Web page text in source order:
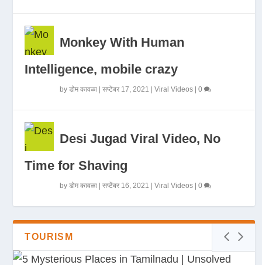
Monkey With Human
Intelligence, mobile crazy
byडोम कावळा |सप्टेंबर 17, 2021 |Viral Videos |0
Desi Jugad Viral Video, No
Time for Shaving
byडोम कावळा |सप्टेंबर 16, 2021 |Viral Videos |0
TOURISM